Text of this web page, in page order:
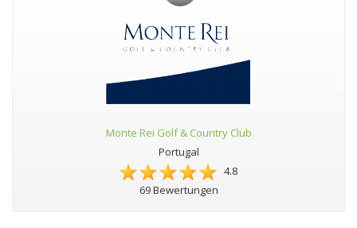
Monte Rei Golf & Country Club
Portugal
4.8
69 Bewertungen